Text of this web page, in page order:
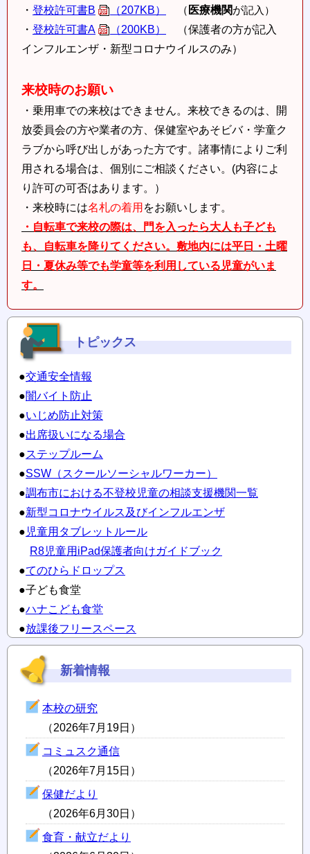
・ 登校許可書B （207KB） （ 医療機関が記入）
・ 登校許可書A （200KB）
（保護者の方が記入
インフルエンザ・新型コロナウイルスのみ）
来校時のお願い
・乗用車での来校はできません。来校できるのは、開
放委員会の方や業者の方、保健室やあそビバ・学童ク
ラブから呼び出しがあった方です。諸事情によりご利
用される場合は、個別にご相談ください。(内容によ
り許可の可否はあります。）
・来校時には名札の着用 をお願いします。
・自転車で来校の際は、門を入ったら大人も子ども
も、自転車を降りてください。敷地内には平日・土曜
日・夏休み等でも学童等を利用している児童がいま
す。
トピックス
●交通安全情報
●闇バイト防止
●いじめ防止対策
●出席扱いになる場合
●ステップルーム
●SSW（スクールソーシャルワーカー）
●調布市における不登校児童の相談支援機関一覧
●新型コロナウイルス及びインフルエンザ
● 児童用タブレットルール
R8児童用iPad保護者向けガイドブック
●てのひらドロップス
●子ども食堂
●ハナこども食堂
●放課後フリースペース
新着情報
本校の研究
（2026年7月19日）
コミュスク通信
（2026年7月15日）
保健だより
（2026年6月30日）
食育・献立だより